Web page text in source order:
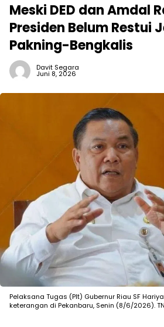
Meski DED dan Amdal
Presiden Belum Restui
Pakning-Bengkalis
Davit Segara
Juni 8, 2026
Pelaksana Tugas (Plt) Gubernur Riau SF
keterangan di Pekanbaru, Senin (8/6/2026).